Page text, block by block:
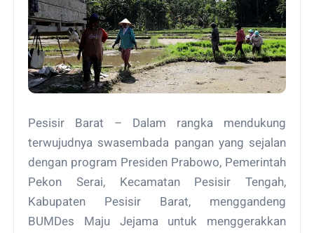
Pesisir Barat – Dalam rangka mendukung
terwujudnya swasembada pangan yang sejalan
dengan program Presiden Prabowo, Pemerintah
Pekon Serai, Kecamatan Pesisir Tengah,
Kabupaten Pesisir Barat, menggandeng
BUMDes Maju Jejama untuk menggerakkan